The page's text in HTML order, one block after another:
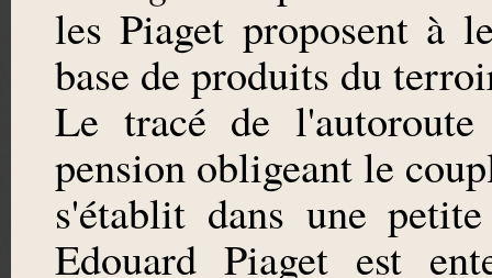
les Piaget proposent à
base de produits du
Le tracé de
pension obligeant le
s'établit dans une
Edouard Piaget est